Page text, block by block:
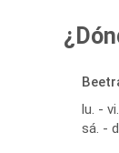
lu. - vi.
sá. -